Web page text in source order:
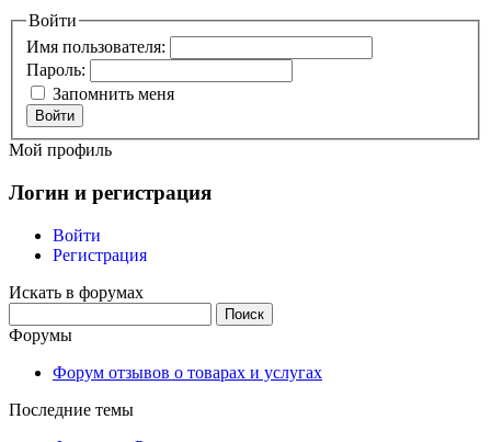
Войти
Имя пользователя:
Пароль:
Запомнить меня
Войти
Мой профиль
Логин и регистрация
Войти
Регистрация
Искать в форумах
Форумы
Форум отзывов о товарах и услугах
Последние темы